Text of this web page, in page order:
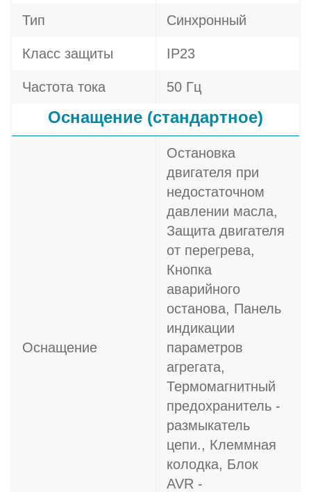
Тип Синхронный
Класс защиты IP23
Частота тока 50 Гц
Оснащение (стандартное)
Оснащение
Остановка
двигателя при
недостаточном
давлении масла,
Защита двигателя
от перегрева,
Кнопка
аварийного
останова, Панель
индикации
параметров
агрегата,
Термомагнитный
предохранитель -
размыкатель
цепи., Клеммная
колодка, Блок
AVR -